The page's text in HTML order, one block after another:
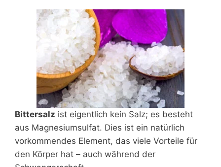
Bittersalz ist eigentlich kein Salz; es besteht
aus Magnesiumsulfat. Dies ist ein natürlich
vorkommendes Element, das viele Vorteile für
den Körper hat – auch während der